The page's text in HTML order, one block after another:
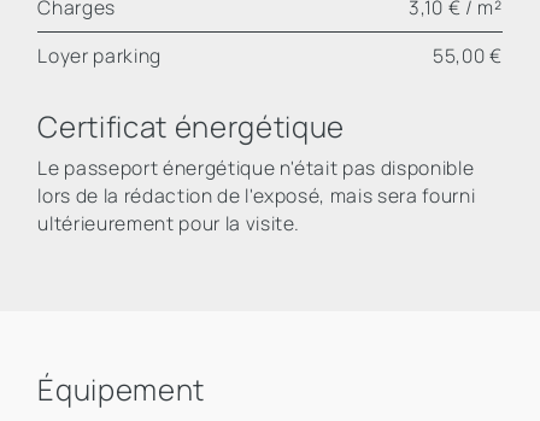
Charges
3,10 € / m²
Loyer parking
55,00 €
Certificat énergétique
Le passeport énergétique n'était pas disponible
lors de la rédaction de l'exposé, mais sera fourni
ultérieurement pour la visite.
Équipement